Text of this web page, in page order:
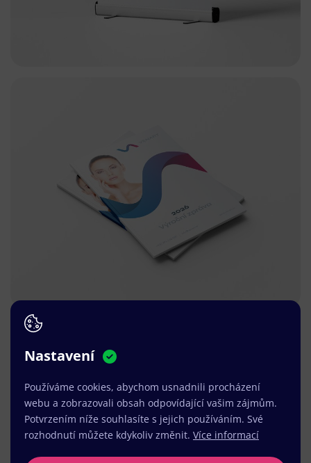
Nastavení
Používáme cookies, abychom usnadnili procházení
webu a zobrazovali obsah odpovídající vašim zájmům.
Potvrzením níže souhlasíte s jejich používáním. Své
rozhodnutí můžete kdykoliv změnit. Více informací